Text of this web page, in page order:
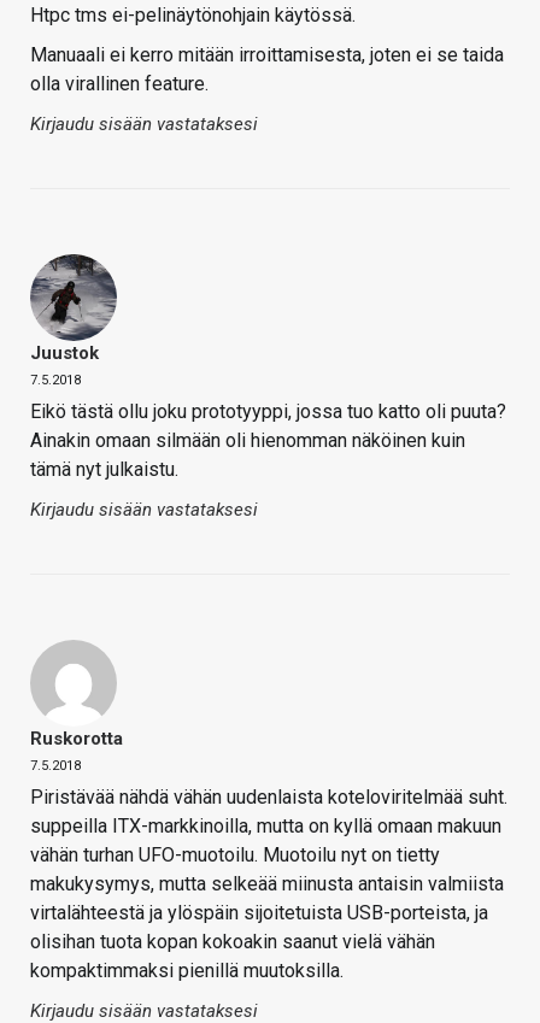
Htpc tms ei-pelinäytönohjain käytössä.
Manuaali ei kerro mitään irroittamisesta, joten ei se taida
olla virallinen feature.
Kirjaudu sisään vastataksesi
Juustok
7.5.2018
Eikö tästä ollu joku prototyyppi, jossa tuo katto oli puuta?
Ainakin omaan silmään oli hienomman näköinen kuin
tämä nyt julkaistu.
Kirjaudu sisään vastataksesi
Ruskorotta
7.5.2018
Piristävää nähdä vähän uudenlaista koteloviritelmää suht.
suppeilla ITX-markkinoilla, mutta on kyllä omaan makuun
vähän turhan UFO-muotoilu. Muotoilu nyt on tietty
makukysymys, mutta selkeää miinusta antaisin valmiista
virtalähteestä ja ylöspäin sijoitetuista USB-porteista, ja
olisihan tuota kopan kokoakin saanut vielä vähän
kompaktimmaksi pienillä muutoksilla.
Kirjaudu sisään vastataksesi